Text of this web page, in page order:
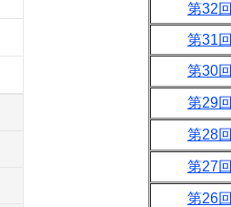
第32
第31
第30
第29
第28
第27
第26